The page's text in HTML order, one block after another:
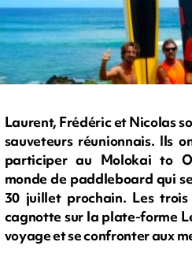
Laurent, Frédéric et Nicolas
sauveteurs réunionnais. Ils
participer au Molokai to
monde de paddleboard qui
30 juillet prochain. Les
cagnotte sur la plate-forme
voyage et se confronter aux